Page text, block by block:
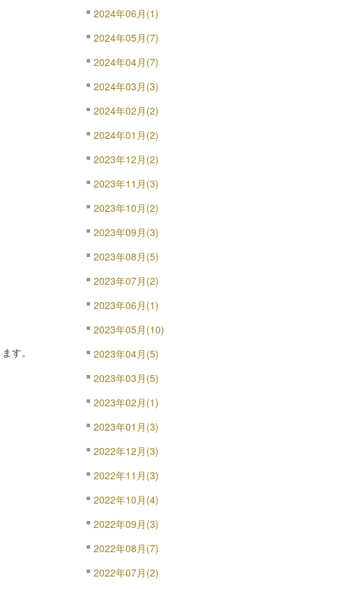
す。
2024年06月(1)
2024年05月(7)
2024年04月(7)
2024年03月(3)
2024年02月(2)
2024年01月(2)
2023年12月(2)
2023年11月(3)
2023年10月(2)
2023年09月(3)
2023年08月(5)
2023年07月(2)
2023年06月(1)
2023年05月(10)
2023年04月(5)
2023年03月(5)
2023年02月(1)
2023年01月(3)
2022年12月(3)
2022年11月(3)
2022年10月(4)
2022年09月(3)
2022年08月(7)
2022年07月(2)